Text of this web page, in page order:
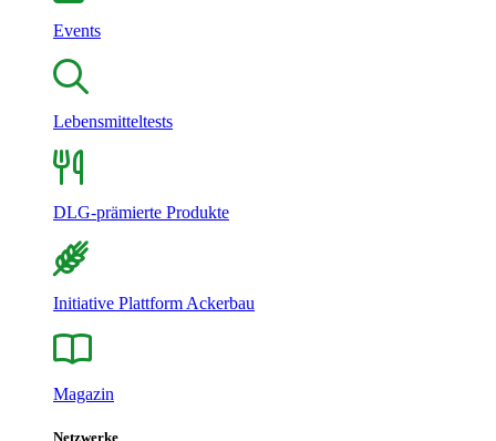
Events
Lebensmitteltests
DLG-prämierte Produkte
Initiative Plattform Ackerbau
Magazin
Netzwerke